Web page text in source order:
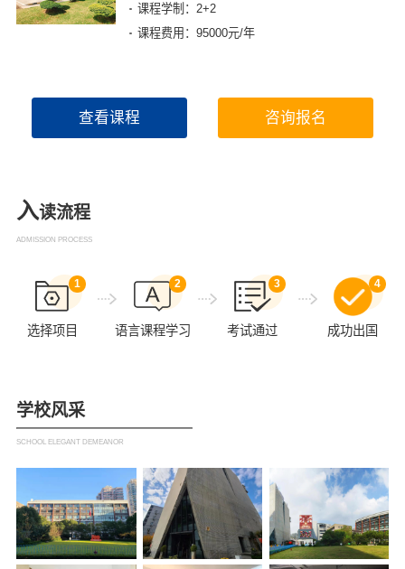
课程学制：2+2
课程费用：95000元/年
查看课程 咨询报名
入读流程
ADMISSION PROCESS
1
选择项目
2
语言课程学习
3
考试通过
4
成功出国
学校风采
SCHOOL ELEGANT DEMEANOR
学校咨询
已阅读并同意
《用户隐私政策》
且理解，上述信息将用于本公司为您进行后期回访，
从而定制更为贴心的服务。此外，您的上述信息我们
见 《用户隐私政策》
预约咨询